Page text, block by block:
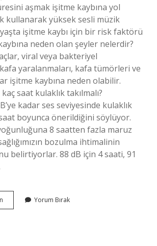
aşmak işitme kaybına yol
kullanarak yüksek sesli müzik
işitme kaybı için bir risk faktörü
neden olan şeyler nelerdir?
viral veya bakteriyel
yaralanmaları, kafa tümörleri ve
işitme kaybına neden olabilir.
saat kulaklık takılmalı?
kadar ses seviyesinde kulaklık
saat boyunca önerildiğini söylüyor.
8 saatten fazla maruz
bozulma ihtimalinin
belirtiyorlar. 88 dB için 4 saati, 91
Işitme
Yorum Bırak